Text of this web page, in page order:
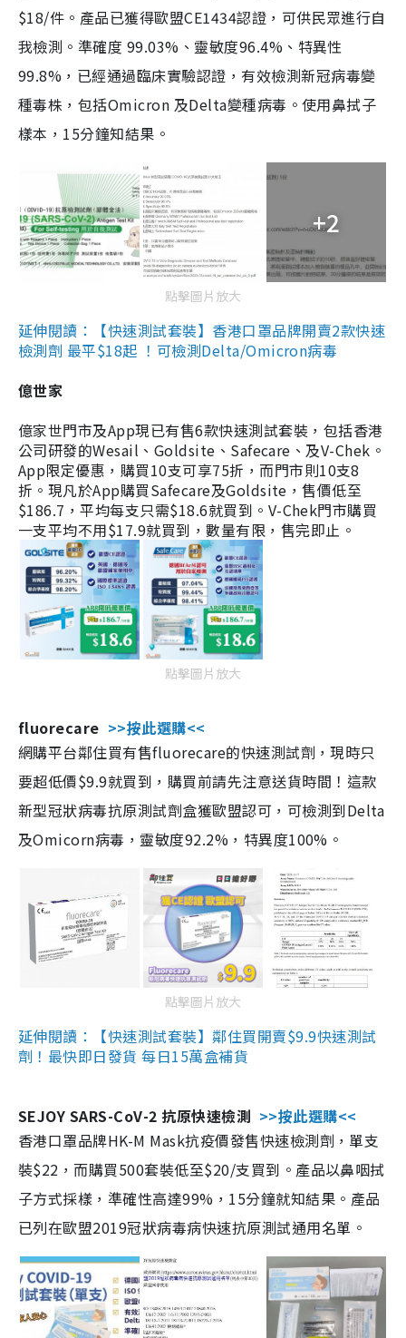
$18/件。產品已獲得歐盟CE1434認證，可供民眾進行自
我檢測。準確度 99.03%、靈敏度96.4%、特異性
99.8%，已經通過臨床實驗認證，有效檢測新冠病毒變
種毒株，包括Omicron 及Delta變種病毒。使用鼻拭子
樣本，15分鐘知結果。
+2
點擊圖片放大
延伸閱讀：【快速測試套裝】香港口罩品牌開賣2款快速
檢測劑 最平$18起 ！可檢測Delta/Omicron病毒
億世家
億家世門市及App現已有售6款快速測試套裝，包括香港
公司研發的Wesail、Goldsite、Safecare、及V-Chek。
App限定優惠，購買10支可享75折，而門市則10支8
折。現凡於App購買Safecare及Goldsite，售價低至
$186.7，平均每支只需$18.6就買到。V-Chek門市購買
一支平均不用$17.9就買到，數量有限，售完即止。
點擊圖片放大
fluorecare >>按此選購<<
網購平台鄰住買有售fluorecare的快速測試劑，現時只
要超低價$9.9就買到，購買前請先注意送貨時間！這款
新型冠狀病毒抗原測試劑盒獲歐盟認可，可檢測到Delta
及Omicorn病毒，靈敏度92.2%，特異度100%。
點擊圖片放大
延伸閱讀：【快速測試套裝】鄰住買開賣$9.9快速測試
劑！最快即日發貨 每日15萬盒補貨
SEJOY SARS-CoV-2 抗原快速檢測 >>按此選購<<
香港口罩品牌HK-M Mask抗疫價發售快速檢測劑，單支
裝$22，而購買500套裝低至$20/支買到。產品以鼻咽拭
子方式採樣，準確性高達99%，15分鐘就知結果。產品
已列在歐盟2019冠狀病毒病快速抗原測試通用名單。